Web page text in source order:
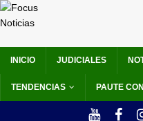
INICIO JUDICIALES
TENDENCIAS PAUTE